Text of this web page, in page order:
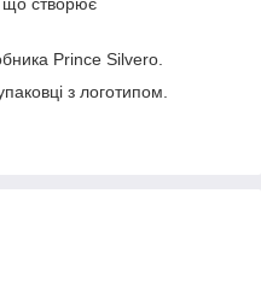
Prince Silvero.
з логотипом.